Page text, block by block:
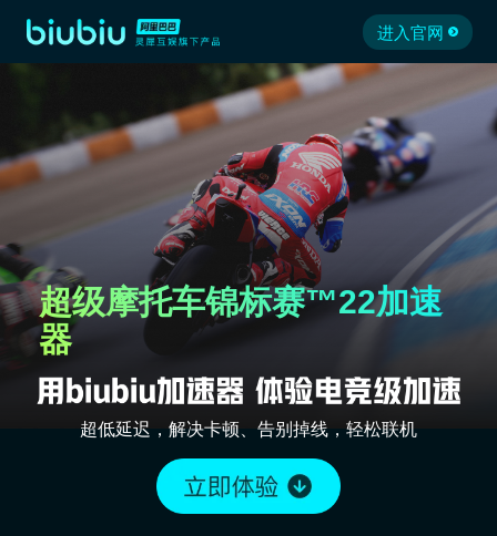
进入官网
超级摩托车锦标赛™22加速
器
超低延迟，解决卡顿、告别掉线，轻松联机